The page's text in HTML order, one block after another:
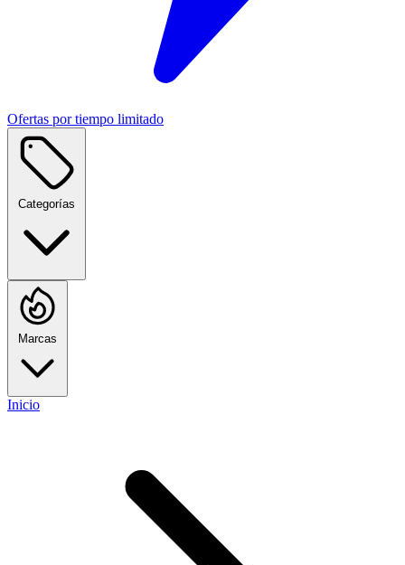
Ofertas por tiempo limitado
Categorías
Marcas
Inicio